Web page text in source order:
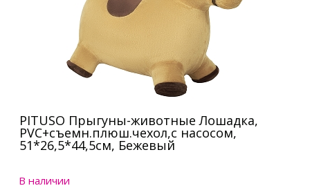
PITUSO Прыгуны-животные Лошадка,
PVC+съемн.плюш.чехол,с насосом,
51*26,5*44,5см, Бежевый
В наличии